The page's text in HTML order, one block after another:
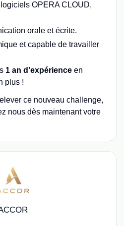
OPERA CLOUD,
orale et écrite.
et capable de travailler
1 an d'expérienceen
plus !
ce nouveau challenge,
nous dès maintenant votre